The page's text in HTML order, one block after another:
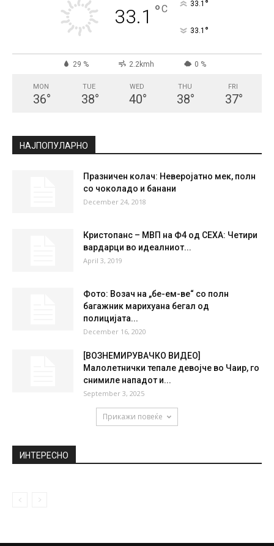
33.1 °C 33.1 °
33.1 °
29 % 2.2kmh 0 %
MON
36°
TUE
38°
WED
40°
THU
38°
FRI
37°
НАЈПОПУЛАРНО
Празничен колач: Неверојатно мек, полн
со чоколадо и банани
December 24, 2018
Кристопанс – МВП на Ф4 од СЕХА: Четири
вардарци во идеалниот...
April 3, 2019
Фото: Возач на „бе-ем-ве“ со полн
багажник марихуана бегал од
полицијата...
December 16, 2020
[ВОЗНЕМИРУВАЧКО ВИДЕО]
Малолетнички тепале девојче во Чаир, го
снимиле нападот и...
September 3, 2025
Прикажи повеќе
ИНТЕРЕСНО